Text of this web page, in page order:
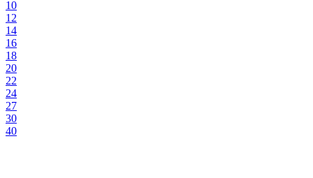
10
12
14
16
18
20
22
24
27
30
40